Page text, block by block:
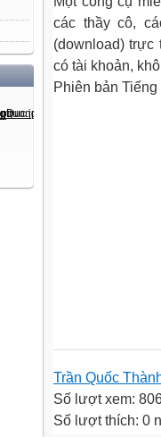
các thầy cô,
(download) trực
có tài khoản,
Phiên bản
Trần Quốc
Số lượt xem:
Số lượt thích: 0